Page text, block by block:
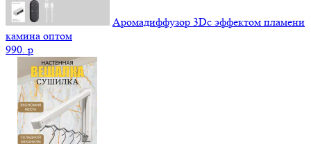
Аромадиффузор 3Dс эффектом пламени
камина оптом
990. p